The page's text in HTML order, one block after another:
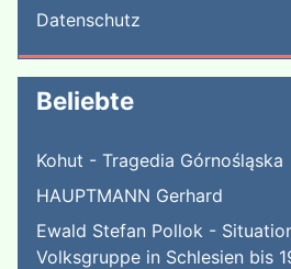
Datenschutz
Beliebte
Kohut - Tragedia Górnośląska
HAUPTMANN Gerhard
Ewald Stefan Pollok -
Volksgruppe in Schlesien bis